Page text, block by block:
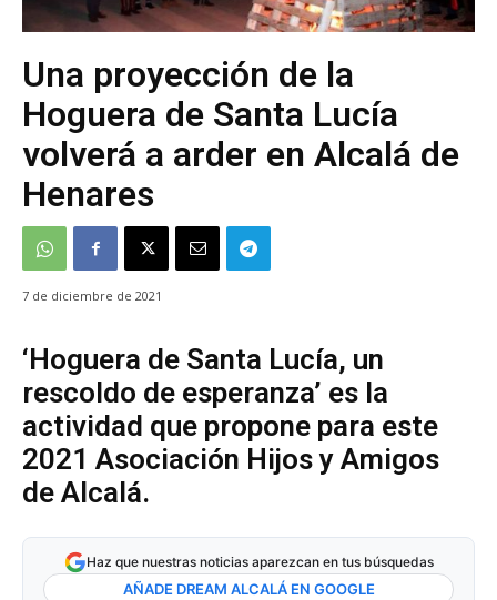
Una proyección de la
Hoguera de Santa Lucía
volverá a arder en Alcalá de
Henares
7 de diciembre de 2021
‘Hoguera de Santa Lucía, un
rescoldo de esperanza’ es la
actividad que propone para este
2021 Asociación Hijos y Amigos
de Alcalá.
Haz que nuestras noticias aparezcan en tus búsquedas
AÑADE DREAM ALCALÁ EN GOOGLE